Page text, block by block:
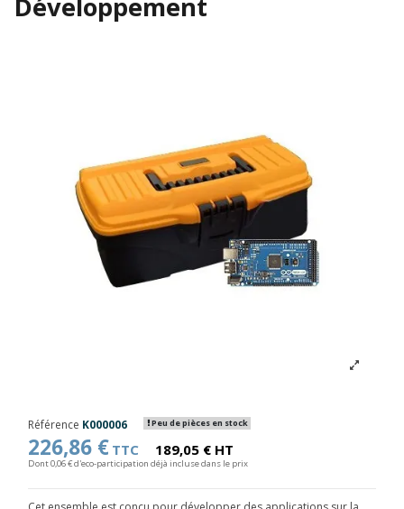
Développement
Référence K000006 Peu de pièces en stock
226,86 € TTC 189,05 € HT
Dont 0,06 € d'eco-participation déjà incluse dans le prix